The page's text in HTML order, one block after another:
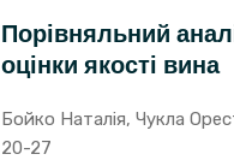
Порівняльний
оцінки якості вина
Бойко Наталія, Чукла
20-27